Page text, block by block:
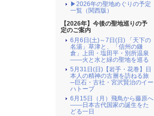
▶2026年の聖地めぐりの予定
一覧（関西版）
【2026年】今後の聖地巡りの予
定のご案内
6月6日(土)～7日(日) 「天下の
名湯」草津と、「信州の鎌
倉」上田・塩田平・別所温泉
――火と水と緑の聖地を巡る
5月31日(日)【岩手・花巻】日
本人の精神の古層を訪ねる旅
─巨石・古社・宮沢賢治のイー
ハトーブ
6月15日（月）飛鳥から藤原へ
――日本古代国家の誕生をた
どる一日